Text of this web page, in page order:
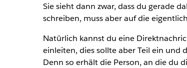
Sie sieht dann zwar, dass du gerade
schreiben, muss aber auf die
Natürlich kannst du eine
einleiten, dies sollte aber Teil ein und
Denn so erhält die Person, an die du